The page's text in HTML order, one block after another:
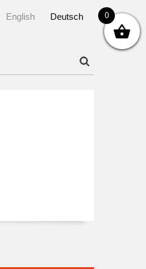
English Deutsch 0